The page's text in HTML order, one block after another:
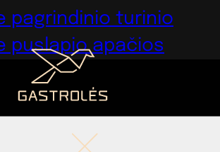
pagrindinio turinio
puslapio apačios